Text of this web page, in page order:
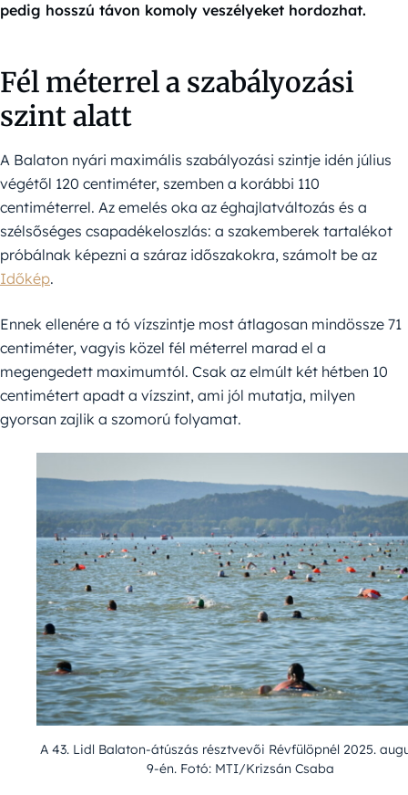
pedig hosszú távon komoly veszélyeket hordozhat.
Fél méterrel a szabályozási
szint alatt
A Balaton nyári maximális szabályozási szintje idén július
végétől 120 centiméter, szemben a korábbi 110
centiméterrel. Az emelés oka az éghajlatváltozás és a
szélsőséges csapadékeloszlás: a szakemberek tartalékot
próbálnak képezni a száraz időszakokra, számolt be az
Időkép.
Ennek ellenére a tó vízszintje most átlagosan mindössze 71
centiméter, vagyis közel fél méterrel marad el a
megengedett maximumtól. Csak az elmúlt két hétben 10
centimétert apadt a vízszint, ami jól mutatja, milyen
gyorsan zajlik a szomorú folyamat.
A 43. Lidl Balaton-átúszás résztvevői Révfülöpnél 2025.
9-én. Fotó: MTI/Krizsán Csaba